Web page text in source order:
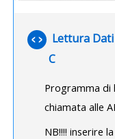
Lettura Dati
C
File
Programma di
chiamata alle
NB!!!! inserire